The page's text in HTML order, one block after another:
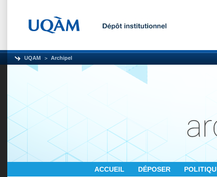
UQAM Archipel
ACCUEIL DÉPOSER